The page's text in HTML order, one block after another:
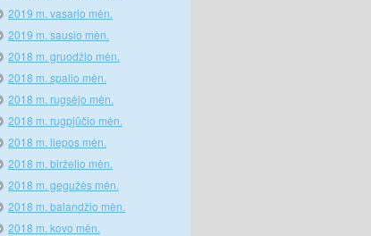
2019 m. vasario mėn.
2019 m. sausio mėn.
2018 m. gruodžio mėn.
2018 m. spalio mėn.
2018 m. rugsėjo mėn.
2018 m. rugpjūčio mėn.
2018 m. liepos mėn.
2018 m. birželio mėn.
2018 m. gegužės mėn.
2018 m. balandžio mėn.
2018 m. kovo mėn.